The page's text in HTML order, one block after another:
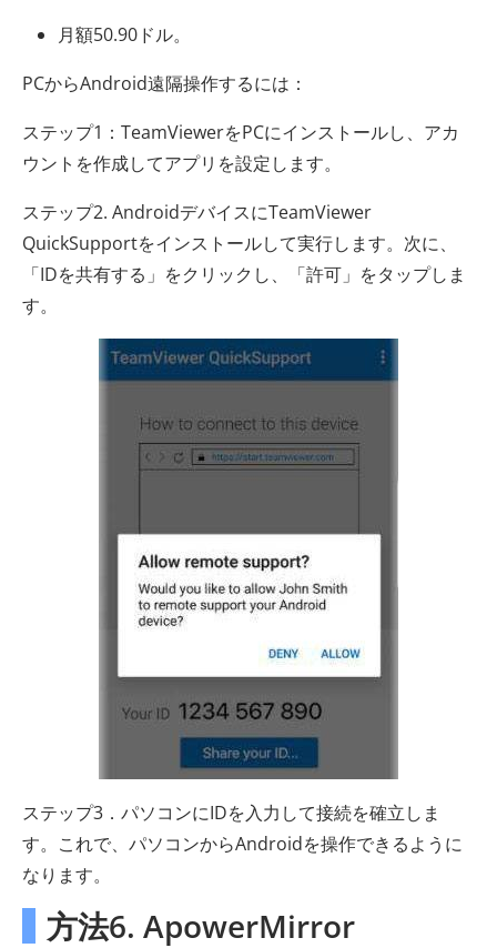
月額50.90ドル。
PCからAndroid遠隔操作するには：
ステップ1：TeamViewerをPCにインストールし、アカ
ウントを作成してアプリを設定します。
ステップ2. AndroidデバイスにTeamViewer
QuickSupportをインストールして実行します。次に、
「IDを共有する」をクリックし、「許可」をタップしま
す。
ステップ3．パソコンにIDを入力して接続を確立しま
す。これで、パソコンからAndroidを操作できるように
なります。
方法6. ApowerMirror